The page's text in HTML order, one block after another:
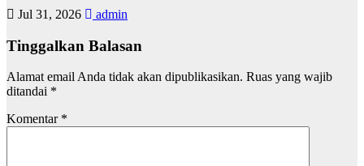
Jul 31, 2026 admin
Tinggalkan Balasan
Alamat email Anda tidak akan dipublikasikan. Ruas yang wajib
ditandai *
Komentar *